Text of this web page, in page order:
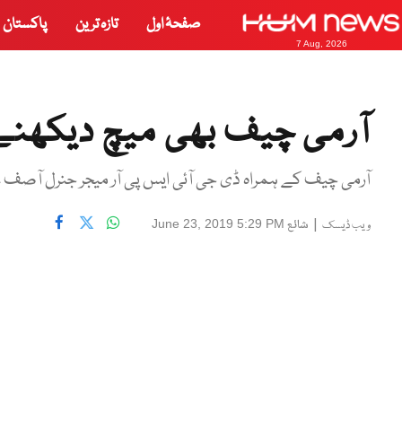
7 Aug, 2026
صفحۂ اول تازہ ترین پاکستان
آرمی چیف بھی میچ
آرمی چیف کے ہمراہ ڈی جی آئی ایس پی آر میجر جنرل آصف
ویب ڈیسک | شائع June 23, 2019 5:29 PM